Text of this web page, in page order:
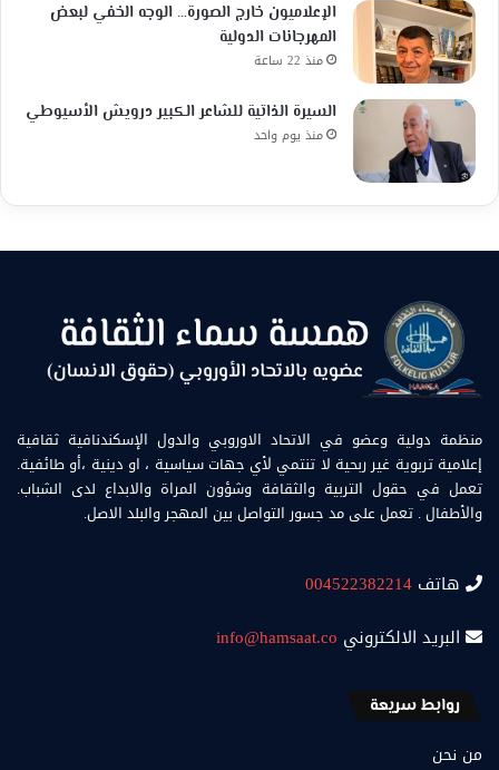
الإعلاميون خارج الصورة… الوجه الخفي لبعض
المهرجانات الدولية
منذ 22 ساعة
السيرة الذاتية للشاعر الكبير درويش الأسيوطي
منذ يوم واحد
منظمة دولية وعضو في الاتحاد الاوروبي والدول الإسكندنافية ثقافية
إعلامية تربوية غير ربحية لا تنتمي لأي جهات سياسية ، او دينية ،أو طائفية.
تعمل في حقول التربية والثقافة وشؤون المراة والابداع لدى الشباب.
والأطفال . تعمل على مد جسور التواصل بين المهجر والبلد الاصل.
هاتف 004522382214
البريد الالكتروني info@hamsaat.co
روابط سريعة
من نحن